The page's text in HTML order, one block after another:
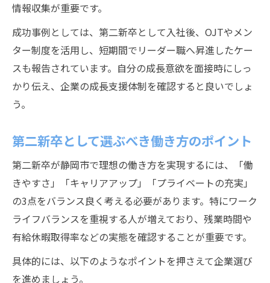
情報収集が重要です。
成功事例としては、第二新卒として入社後、OJTやメン
ター制度を活用し、短期間でリーダー職へ昇進したケー
スも報告されています。自分の成長意欲を面接時にしっ
かり伝え、企業の成長支援体制を確認すると良いでしょ
う。
第二新卒として選ぶべき働き方のポイント
第二新卒が静岡市で理想の働き方を実現するには、「働
きやすさ」「キャリアアップ」「プライベートの充実」
の3点をバランス良く考える必要があります。特にワーク
ライフバランスを重視する人が増えており、残業時間や
有給休暇取得率などの実態を確認することが重要です。
具体的には、以下のようなポイントを押さえて企業選び
を進めましょう。